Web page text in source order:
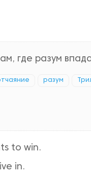
где разум
разум
to win.
in.